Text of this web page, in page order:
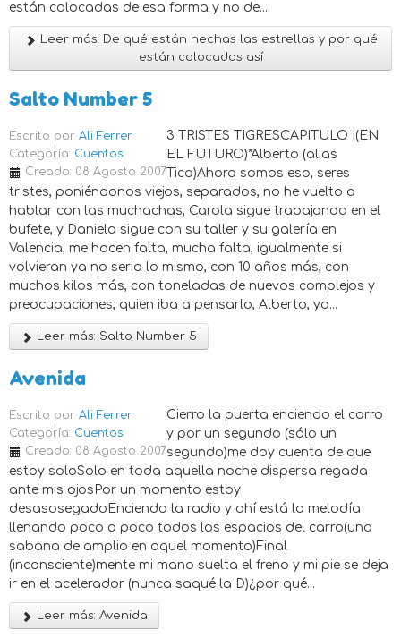
están colocadas de esa forma y no de...
Leer más: De qué están hechas las estrellas y por qué
están colocadas así
Salto Number 5
Escrito por Ali Ferrer
Categoría: Cuentos
Creado: 08 Agosto 2007
3 TRISTES TIGRESCAPITULO I(EN
EL FUTURO)*Alberto (alias
Tico)Ahora somos eso, seres
tristes, poniéndonos viejos, separados, no he vuelto a
hablar con las muchachas, Carola sigue trabajando en el
bufete, y Daniela sigue con su taller y su galería en
Valencia, me hacen falta, mucha falta, igualmente si
volvieran ya no seria lo mismo, con 10 años más, con
muchos kilos más, con toneladas de nuevos complejos y
preocupaciones, quien iba a pensarlo, Alberto, ya...
Leer más: Salto Number 5
Avenida
Escrito por Ali Ferrer
Categoría: Cuentos
Creado: 08 Agosto 2007
Cierro la puerta enciendo el carro
y por un segundo (sólo un
segundo)me doy cuenta de que
estoy soloSolo en toda aquella noche dispersa regada
ante mis ojosPor un momento estoy
desasosegadoEnciendo la radio y ahí está la melodía
llenando poco a poco todos los espacios del carro(una
sabana de amplio en aquel momento)Final
(inconsciente)mente mi mano suelta el freno y mi pie se deja
ir en el acelerador (nunca saqué la D)¿por qué...
Leer más: Avenida